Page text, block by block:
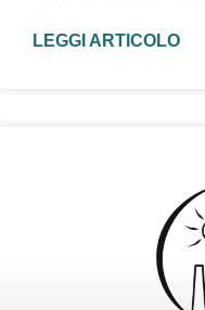
LEGGI ARTICOLO